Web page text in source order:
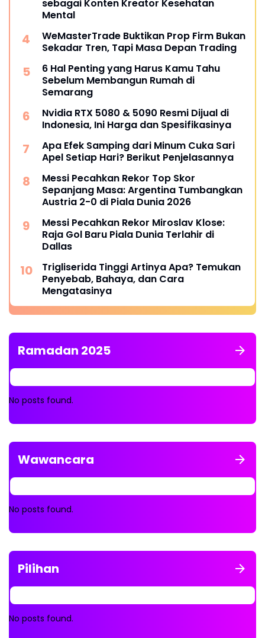
sebagai Konten Kreator Kesehatan
Mental
WeMasterTrade Buktikan Prop Firm Bukan
Sekadar Tren, Tapi Masa Depan Trading
6 Hal Penting yang Harus Kamu Tahu
Sebelum Membangun Rumah di
Semarang
Nvidia RTX 5080 & 5090 Resmi Dijual di
Indonesia, Ini Harga dan Spesifikasinya
Apa Efek Samping dari Minum Cuka Sari
Apel Setiap Hari? Berikut Penjelasannya
Messi Pecahkan Rekor Top Skor
Sepanjang Masa: Argentina Tumbangkan
Austria 2-0 di Piala Dunia 2026
Messi Pecahkan Rekor Miroslav Klose:
Raja Gol Baru Piala Dunia Terlahir di
Dallas
Trigliserida Tinggi Artinya Apa? Temukan
Penyebab, Bahaya, dan Cara
Mengatasinya
Ramadan 2025
No posts found.
Wawancara
No posts found.
Pilihan
No posts found.